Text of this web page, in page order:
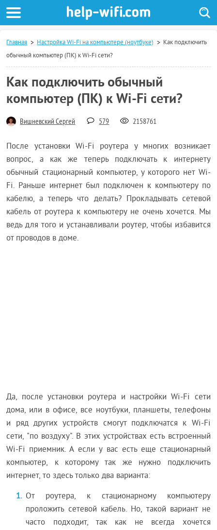
Главная Настройка Wi-Fi на компьютере (ноутбуке)
Как подключить
обычный компьютер (ПК) к Wi-Fi сети?
Как подключить обычный
компьютер (ПК) к Wi-Fi сети?
Вишневский Сергей 579 2158761
После установки Wi-Fi роутера у многих возникает
вопрос, а как же теперь подключать к интернету
обычный стационарный компьютер, у которого нет Wi-
Fi. Раньше интернет был подключен к компьютеру по
кабелю, а теперь что делать? Прокладывать сетевой
кабель от роутера к компьютеру не очень хочется. Мы
ведь для того и устанавливали роутер, чтобы избавится
от проводов в доме.
Да, после установки роутера и настройки Wi-Fi сети
дома, или в офисе, все ноутбуки, планшеты, телефоны
и ряд других устройств смогут подключатся к Wi-Fi
сети, "по воздуху". В этих устройствах есть встроенный
Wi-Fi приемник. А если у вас есть еще стационарный
компьютер, к которому так же нужно подключить
интернет, то здесь только два варианта:
От роутера, к стационарному компьютеру
проложить сетевой кабель. Но, такой вариант не
часто подходит, так как не всегда хочется